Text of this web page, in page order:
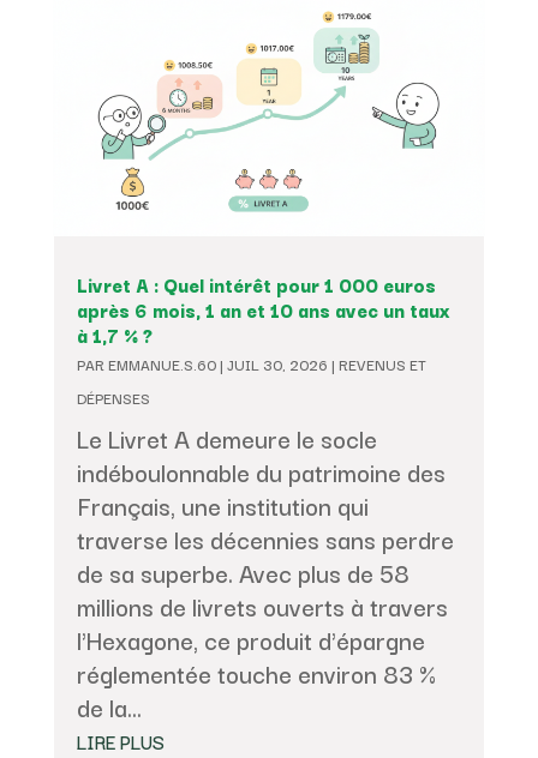
Livret A : Quel intérêt pour 1 000 euros
après 6 mois, 1 an et 10 ans avec un taux
à 1,7 % ?
PAR EMMANUE.S.60| JUIL 30, 2026 | REVENUS ET
DÉPENSES
Le Livret A demeure le socle
indéboulonnable du patrimoine des
Français, une institution qui
traverse les décennies sans perdre
de sa superbe. Avec plus de 58
millions de livrets ouverts à travers
l'Hexagone, ce produit d'épargne
réglementée touche environ 83 %
de la...
LIRE PLUS